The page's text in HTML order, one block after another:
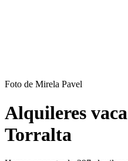
Foto de Mirela Pavel
Alquileres
Torralta